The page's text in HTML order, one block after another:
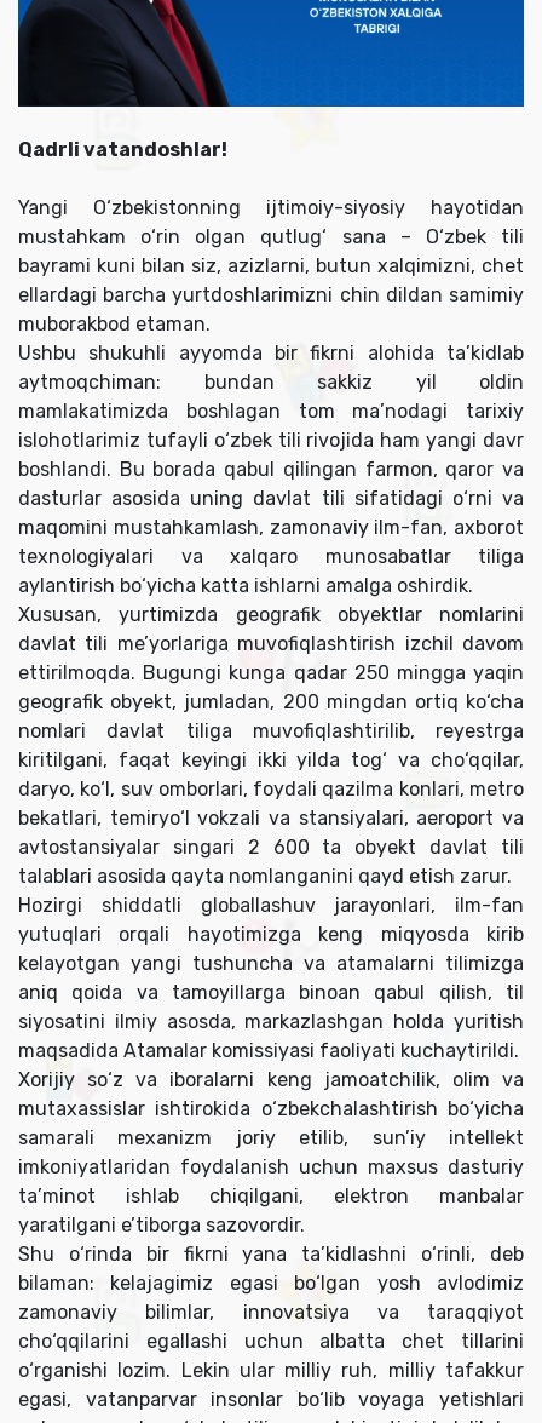
Qadrli vatandoshlar!
Yangi O‘zbekistonning ijtimoiy-siyosiy hayotidan
mustahkam o‘rin olgan qutlug‘ sana – O‘zbek tili
bayrami kuni bilan siz, azizlarni, butun xalqimizni, chet
ellardagi barcha yurtdoshlarimizni chin dildan samimiy
muborakbod etaman.
Ushbu shukuhli ayyomda bir fikrni alohida ta’kidlab
aytmoqchiman: bundan sakkiz yil oldin
mamlakatimizda boshlagan tom ma’nodagi tarixiy
islohotlarimiz tufayli o‘zbek tili rivojida ham yangi davr
boshlandi. Bu borada qabul qilingan farmon, qaror va
dasturlar asosida uning davlat tili sifatidagi o‘rni va
maqomini mustahkamlash, zamonaviy ilm-fan, axborot
texnologiyalari va xalqaro munosabatlar tiliga
aylantirish bo‘yicha katta ishlarni amalga oshirdik.
Xususan, yurtimizda geografik obyektlar nomlarini
davlat tili me’yorlariga muvofiqlashtirish izchil davom
ettirilmoqda. Bugungi kunga qadar 250 mingga yaqin
geografik obyekt, jumladan, 200 mingdan ortiq ko‘cha
nomlari davlat tiliga muvofiqlashtirilib, reyestrga
kiritilgani, faqat keyingi ikki yilda tog‘ va cho‘qqilar,
daryo, ko‘l, suv omborlari, foydali qazilma konlari, metro
bekatlari, temiryo‘l vokzali va stansiyalari, aeroport va
avtostansiyalar singari 2 600 ta obyekt davlat tili
talablari asosida qayta nomlanganini qayd etish zarur.
Hozirgi shiddatli globallashuv jarayonlari, ilm-fan
yutuqlari orqali hayotimizga keng miqyosda kirib
kelayotgan yangi tushuncha va atamalarni tilimizga
aniq qoida va tamoyillarga binoan qabul qilish, til
siyosatini ilmiy asosda, markazlashgan holda yuritish
maqsadida Atamalar komissiyasi faoliyati kuchaytirildi.
Xorijiy so‘z va iboralarni keng jamoatchilik, olim va
mutaxassislar ishtirokida o‘zbekchalashtirish bo‘yicha
samarali mexanizm joriy etilib, sun’iy intellekt
imkoniyatlaridan foydalanish uchun maxsus dasturiy
ta’minot ishlab chiqilgani, elektron manbalar
yaratilgani e’tiborga sazovordir.
Shu o‘rinda bir fikrni yana ta’kidlashni o‘rinli, deb
bilaman: kelajagimiz egasi bo‘lgan yosh avlodimiz
zamonaviy bilimlar, innovatsiya va taraqqiyot
cho‘qqilarini egallashi uchun albatta chet tillarini
o‘rganishi lozim. Lekin ular milliy ruh, milliy tafakkur
egasi, vatanparvar insonlar bo‘lib voyaga yetishlari